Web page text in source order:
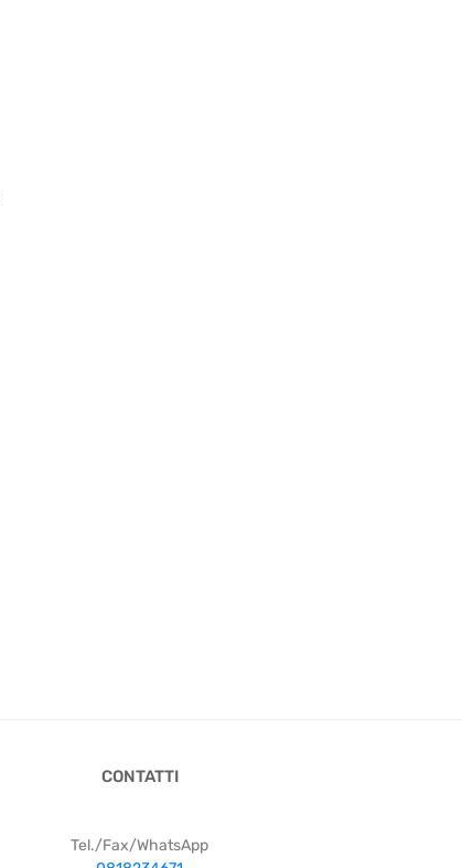
CONTATTI
Tel./Fax/WhatsApp